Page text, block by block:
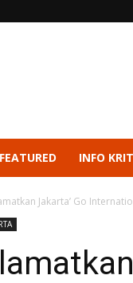
FEATURED INFO
Jakarta’ Go